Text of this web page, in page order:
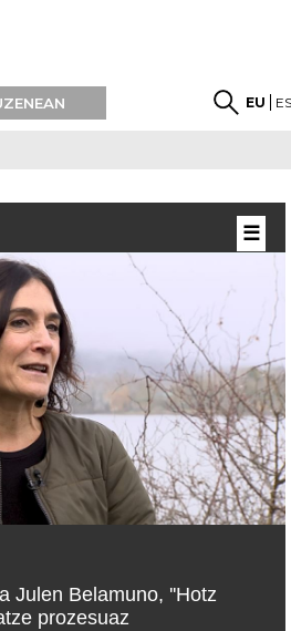
EU
Julen Belamuno, ''Hotz
prozesuaz
☰